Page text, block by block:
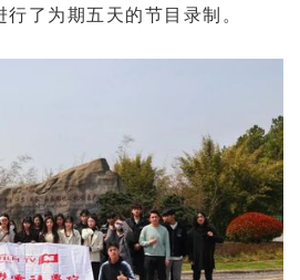
了为期五天的节目录制。